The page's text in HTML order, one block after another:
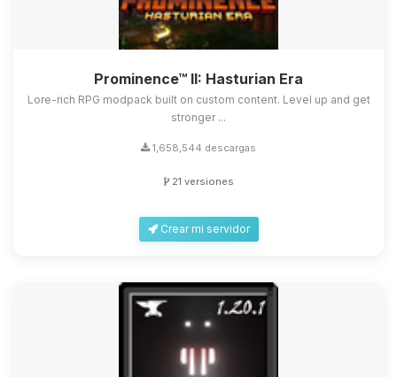
Prominence™ II: Hasturian Era
Lore-rich RPG modpack built on custom content. Level up and get
stronger ...
1,658,544 descargas
21 versiones
Crear mi servidor